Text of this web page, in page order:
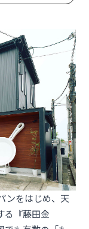
ンをはじめ、天
る『藤田金